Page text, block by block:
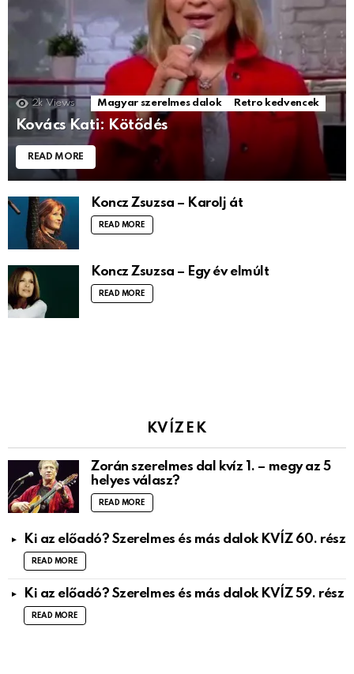
2k Views Magyar szerelmes dalok Retro kedvencek
Kovács Kati: Kötődés
READ MORE
Koncz Zsuzsa – Karolj át
READ MORE
Koncz Zsuzsa – Egy év elmúlt
READ MORE
KVÍZEK
Zorán szerelmes dal kvíz 1. – megy az 5
helyes válasz?
READ MORE
Ki az előadó? Szerelmes és más dalok KVÍZ 60. rész
READ MORE
Ki az előadó? Szerelmes és más dalok KVÍZ 59. rész
READ MORE